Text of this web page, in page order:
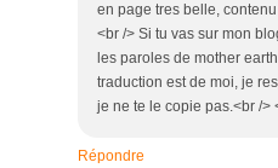
en page tres belle,
<br /> Si tu vas sur mon
les paroles de mother
traduction est de moi, je
je ne te le copie pas.<br />
Répondre